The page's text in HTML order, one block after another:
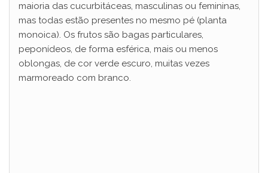
maioria das cucurbitáceas, masculinas ou femininas,
mas todas estão presentes no mesmo pé (planta
monoica). Os frutos são bagas particulares,
peponídeos, de forma esférica, mais ou menos
oblongas, de cor verde escuro, muitas vezes
marmoreado com branco.